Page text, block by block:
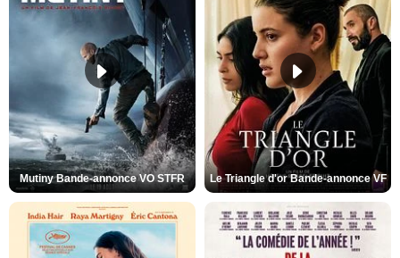
Mutiny Bande-annonce VO STFR Le Triangle d'or Bande-annonce VF